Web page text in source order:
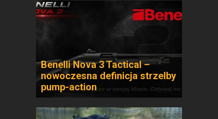
Benelli Nova 3 Tactical –
nowoczesna definicja strzelby
pump-action